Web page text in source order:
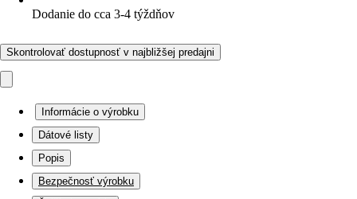
Dodanie do cca 3-4 týždňov
Skontrolovať dostupnosť v najbližšej predajni
Informácie o výrobku
Dátové listy
Popis
Bezpečnosť výrobku